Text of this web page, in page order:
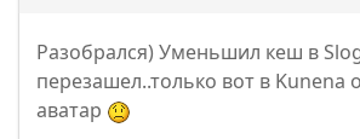
Разобрался) Уменьшил кеш в
перезашел..только вот в Kunena
аватар